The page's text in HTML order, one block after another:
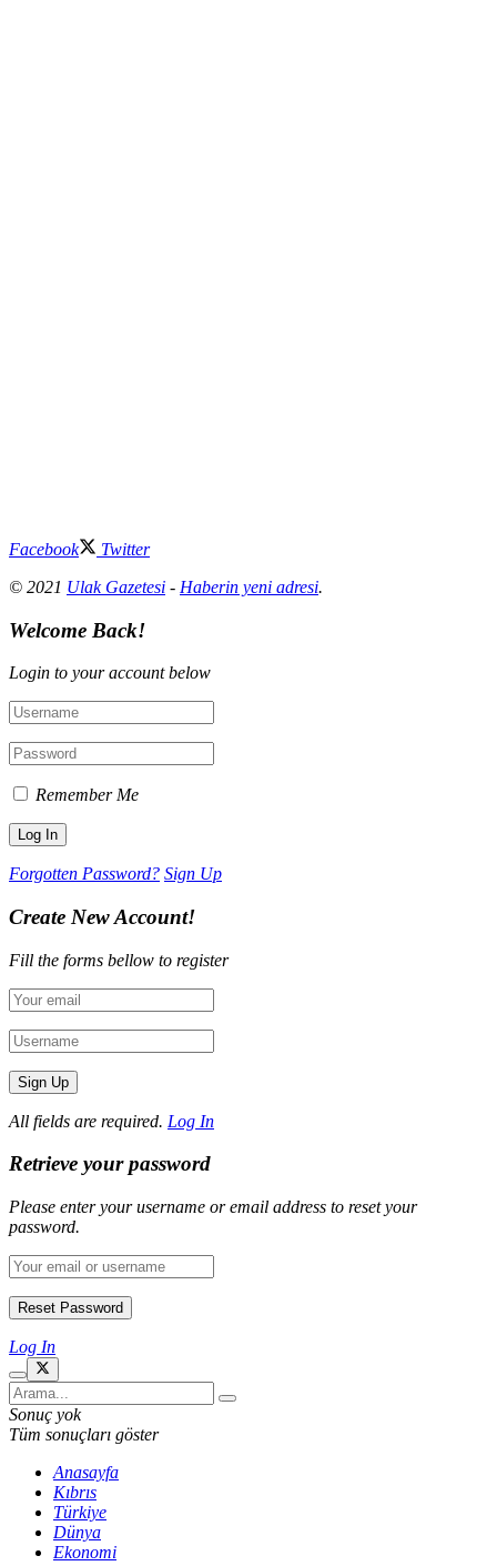
Facebook
Twitter
© 2021 Ulak Gazetesi - Haberin yeni adresi.
Welcome Back!
Login to your account below
Remember Me
Forgotten Password? Sign Up
Create New Account!
Fill the forms bellow to register
All fields are required. Log In
Retrieve your password
Please enter your username or email address to reset your
password.
Log In
Sonuç yok
Tüm sonuçları göster
Anasayfa
Kıbrıs
Türkiye
Dünya
Ekonomi